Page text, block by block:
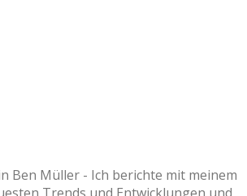
Ben Müller - Ich berichte mit meinem